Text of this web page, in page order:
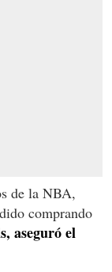
de la NBA,
comprando
aseguró el